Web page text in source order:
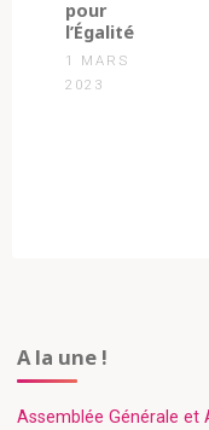
pour
l’Égalité
1 MARS
2023
A la une !
Assemblée Générale et